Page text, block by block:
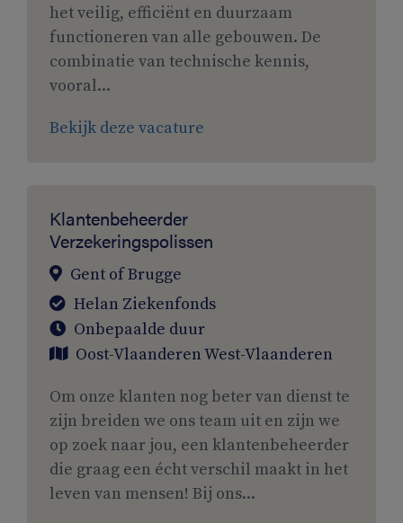
het veilig, efficiënt en duurzaam
functioneren van alle gebouwen. De
combinatie van technische kennis,
vooral...
Bekijk deze vacature
Klantenbeheerder
Verzekeringspolissen
Gent of Brugge
Helan Ziekenfonds
Onbepaalde duur
Oost-VlaanderenWest-Vlaanderen
Om onze klanten nog beter van dienst te
zijn breiden we ons team uit en zijn we
op zoek naar jou, een klantenbeheerder
die graag een écht verschil maakt in het
leven van mensen! Bij ons...